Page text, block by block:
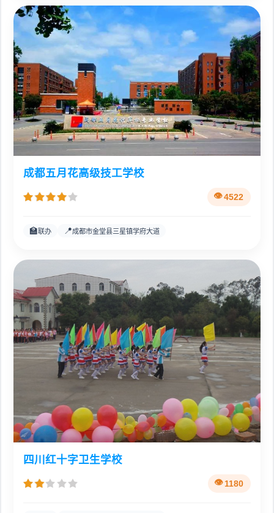
成都五月花高级技工学校
4522
🏫联办 📍成都市金堂县三星镇学府大道
四川红十字卫生学校
1180